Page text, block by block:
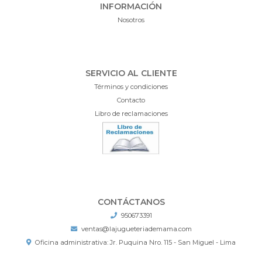
INFORMACIÓN
Nosotros
SERVICIO AL CLIENTE
Términos y condiciones
Contacto
Libro de reclamaciones
CONTÁCTANOS
950673391
ventas@lajugueteriademama.com
Oficina administrativa: Jr. Puquina Nro. 115 - San Miguel - Lima